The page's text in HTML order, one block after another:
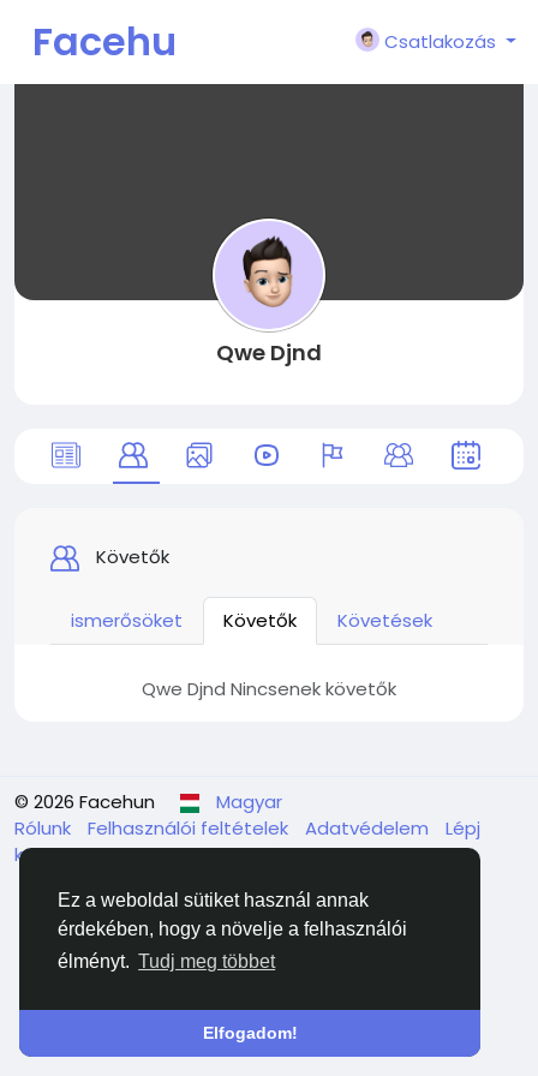
Ez a weboldal sütiket használ annak
érdekében, hogy a növelje a felhasználói
élményt. Tudj meg többet
Elfogadom!
Facehu
Csatlakozás
Qwe Djnd
Követők
ismerősöket Követők Követések
Qwe Djnd Nincsenek követők
© 2026 Facehun
Magyar
Rólunk
Felhasználói feltételek Adatvédelem
Lépj
kapcsolatba velünk Könyvtár